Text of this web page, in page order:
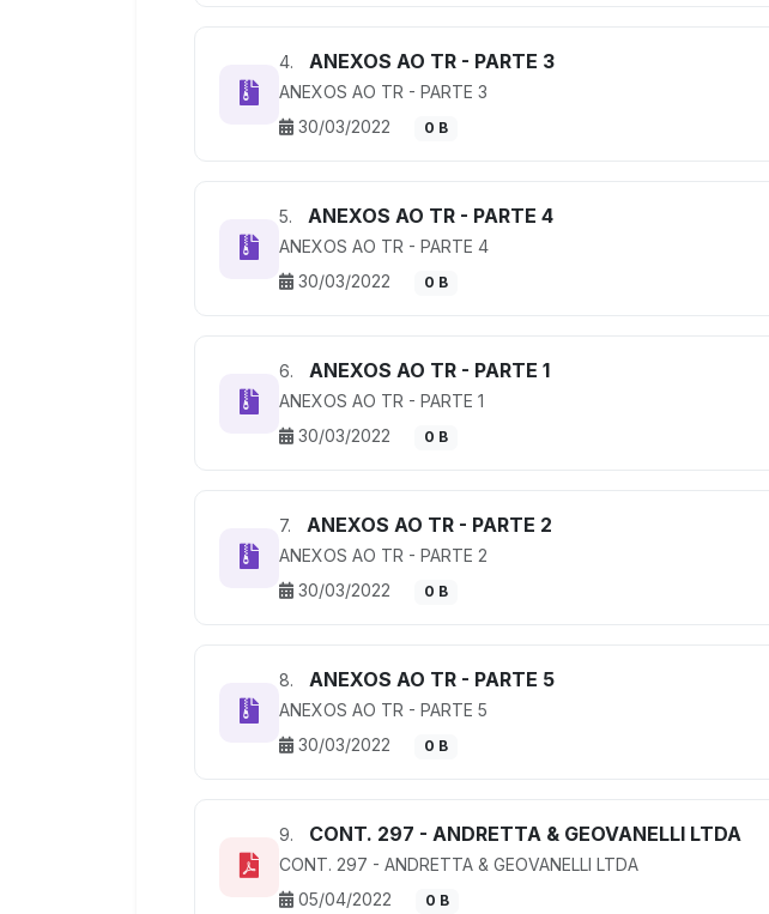
4. ANEXOS AO TR - PARTE 3
ANEXOS AO TR - PARTE 3
30/03/2022
0 B
5. ANEXOS AO TR - PARTE 4
ANEXOS AO TR - PARTE 4
30/03/2022
0 B
6. ANEXOS AO TR - PARTE 1
ANEXOS AO TR - PARTE 1
30/03/2022
0 B
7. ANEXOS AO TR - PARTE 2
ANEXOS AO TR - PARTE 2
30/03/2022
0 B
8. ANEXOS AO TR - PARTE 5
ANEXOS AO TR - PARTE 5
30/03/2022
0 B
9. CONT. 297 - ANDRETTA & GEOVANELLI LTDA
CONT. 297 - ANDRETTA & GEOVANELLI LTDA
05/04/2022
0 B